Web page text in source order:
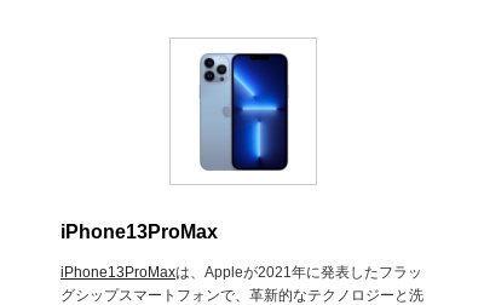
iPhone13ProMax
iPhone13ProMaxは、Appleが2021年に発表したフラッ
グシップスマートフォンで、革新的なテクノロジーと洗